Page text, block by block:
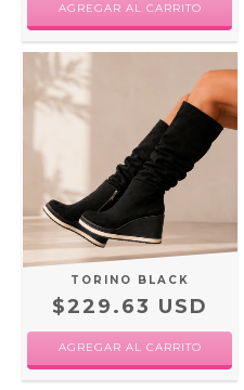
AGREGAR AL CARRITO
TORINO BLACK
$229.63 USD
AGREGAR AL CARRITO